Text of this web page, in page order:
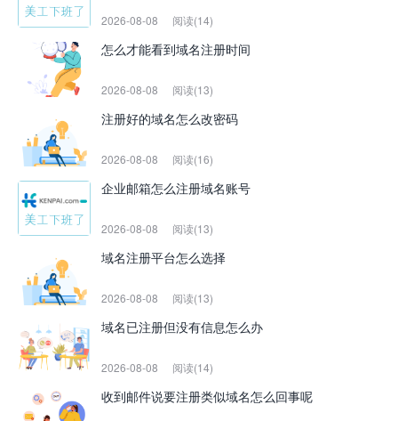
2026-08-08 阅读(14)
怎么才能看到域名注册时间
2026-08-08 阅读(13)
注册好的域名怎么改密码
2026-08-08 阅读(16)
企业邮箱怎么注册域名账号
2026-08-08 阅读(13)
域名注册平台怎么选择
2026-08-08 阅读(13)
域名已注册但没有信息怎么办
2026-08-08 阅读(14)
收到邮件说要注册类似域名怎么回事呢